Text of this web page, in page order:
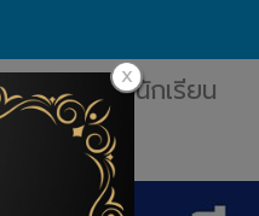
สารสนเทศนักเรียน